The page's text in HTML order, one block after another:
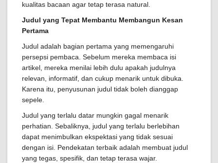
kualitas bacaan agar tetap terasa natural.
Judul yang Tepat Membantu Membangun Kesan
Pertama
Judul adalah bagian pertama yang memengaruhi
persepsi pembaca. Sebelum mereka membaca isi
artikel, mereka menilai lebih dulu apakah judulnya
relevan, informatif, dan cukup menarik untuk dibuka.
Karena itu, penyusunan judul tidak boleh dianggap
sepele.
Judul yang terlalu datar mungkin gagal menarik
perhatian. Sebaliknya, judul yang terlalu berlebihan
dapat menimbulkan ekspektasi yang tidak sesuai
dengan isi. Pendekatan terbaik adalah membuat judul
yang tegas, spesifik, dan tetap terasa wajar.